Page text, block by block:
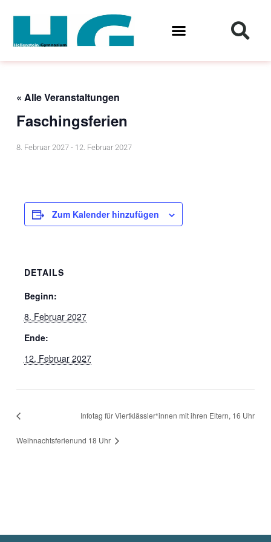
« Alle Veranstaltungen
Faschingsferien
8. Februar 2027- 12. Februar 2027
Zum Kalender hinzufügen
DETAILS
Beginn:
8. Februar 2027
Ende:
12. Februar 2027
Weihnachtsferien
Infotag für Viertklässler*innen mit ihren Eltern, 16 Uhr
und 18 Uhr